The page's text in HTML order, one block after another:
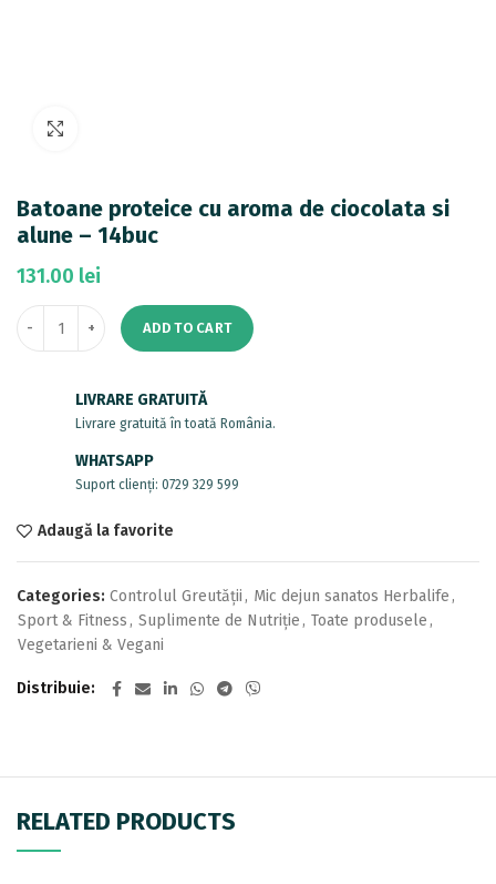
Batoane proteice cu aroma de ciocolata si
alune – 14buc
131.00 lei
ADD TO CART
LIVRARE GRATUITĂ
Livrare gratuită în toată România.
WHATSAPP
Suport clienți: 0729 329 599
Adaugă la favorite
Categories: Controlul Greutății , Mic dejun sanatos Herbalife ,
Sport & Fitness , Suplimente de Nutriție , Toate produsele ,
Vegetarieni & Vegani
Distribuie
RELATED PRODUCTS